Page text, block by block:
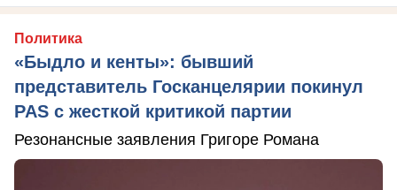
Политика
«Быдло и кенты»: бывший
представитель Госканцелярии покинул
PAS с жесткой критикой партии
Резонансные заявления Григоре Романа